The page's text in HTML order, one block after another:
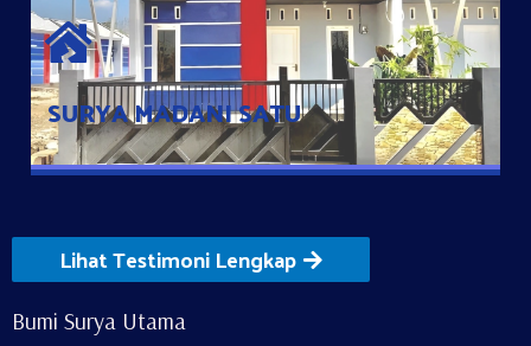
SURYA MADANI SATU
Satu-satunya Hunian nyaman dengan harga subsidi hanya 100
jutaan dengan lokasi strategis di Tuban
Lihat Testimoni Lengkap
Bumi Surya Utama